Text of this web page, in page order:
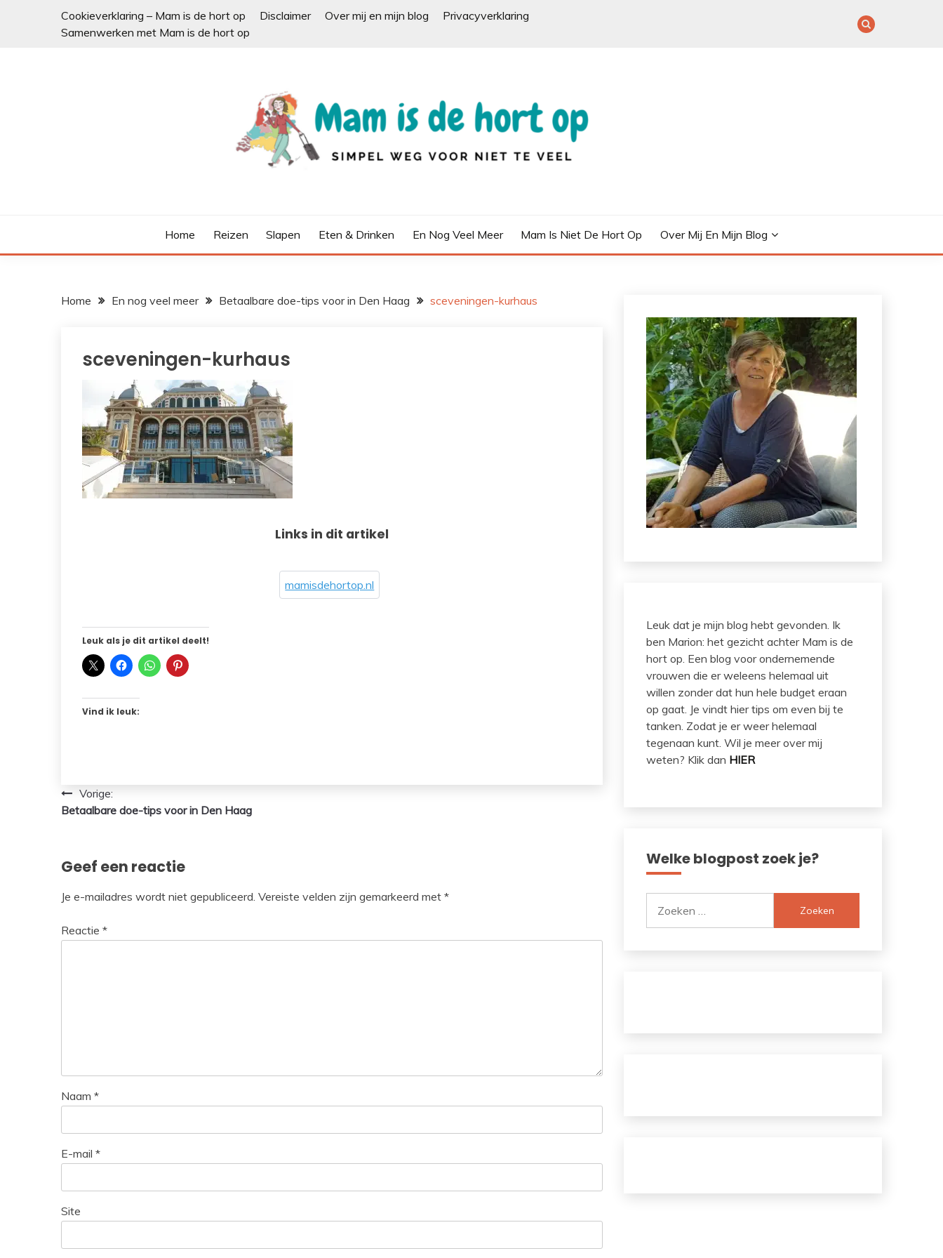
Cookieverklaring – Mam is de hort op Disclaimer Over mij en mijn blog
Privacyverklaring
Samenwerken met Mam is de hort op
Home Reizen Slapen Eten & Drinken En Nog Veel Meer Mam Is Niet De Hort Op Over Mij En Mijn Blog
Home En nog veel meer Betaalbare doe-tips voor in Den Haag sceveningen-kurhaus
sceveningen-kurhaus
Links in dit artikel
mamisdehortop.nl
Leuk als je dit artikel deelt!
Vind ik leuk:
Bericht
navigatie
Vorige:
Betaalbare doe-tips voor in Den Haag
Geef een reactie
Je e-mailadres wordt niet gepubliceerd. Vereiste velden zijn gemarkeerd met *
Reactie *
Naam *
E-mail *
Site
Leuk dat je mijn blog hebt gevonden. Ik
ben Marion: het gezicht achter Mam is de
hort op. Een blog voor ondernemende
vrouwen die er weleens helemaal uit
willen zonder dat hun hele budget eraan
op gaat. Je vindt hier tips om even bij te
tanken. Zodat je er weer helemaal
tegenaan kunt. Wil je meer over mij
weten? Klik dan HIER
Welke blogpost zoek je?
naar: